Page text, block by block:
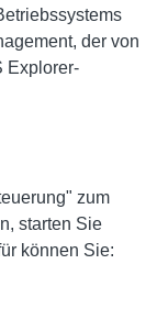
der von
Explorer-
zum
starten Sie
können Sie: